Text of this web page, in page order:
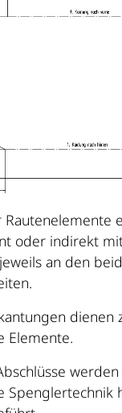
Rautenelemente
oder indirekt
an den
dienen
Elemente.
Spenglertechnik